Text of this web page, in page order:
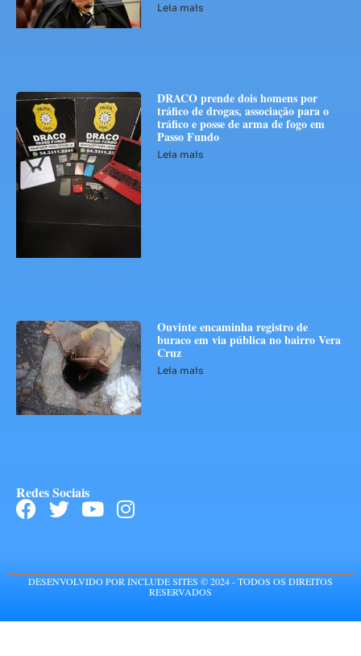
Leia mais
DRACO prende dois homens por
tráfico de drogas, associação para o
tráfico e posse de arma de fogo em
Passo Fundo
Leia mais
Ouvinte encaminha registro de
buraco em via pública no bairro Vera
Cruz
Leia mais
Redes Sociais
DESENVOLVIDO POR INCLUDE SITES © 2024 - TODOS OS DIREITOS
RESERVADOS